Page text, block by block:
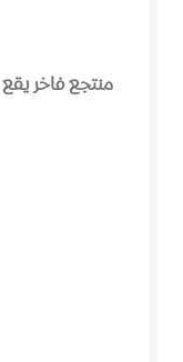
منتجع فاخر